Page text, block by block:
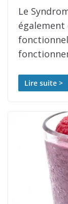
Le
Lire suite >